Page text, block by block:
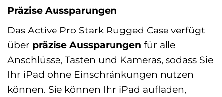
Präzise Aussparungen
Das Active Pro Stark Rugged Case verfügt
über präzise Aussparungen für alle
Anschlüsse, Tasten und Kameras, sodass Sie
Ihr iPad ohne Einschränkungen nutzen
können. Sie können Ihr iPad aufladen,